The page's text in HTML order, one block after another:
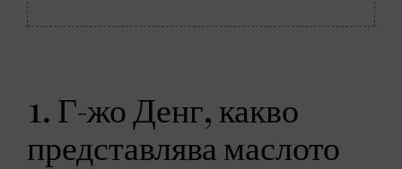
1. Г-жо Денг, какво
представлява маслото